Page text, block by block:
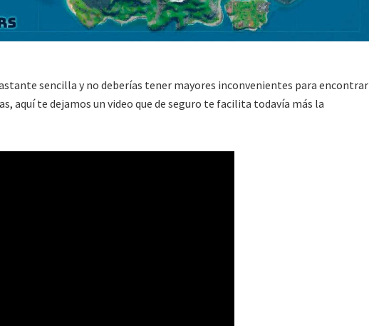
sencilla y no deberías tener mayores inconvenientes para encontrar
aquí te dejamos un video que de seguro te facilita todavía más la